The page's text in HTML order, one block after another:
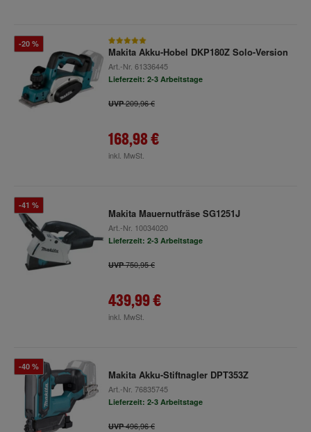
-20 %
Makita Akku-Hobel DKP180Z Solo-Version
Art.-Nr. 61336445
Lieferzeit: 2-3 Arbeitstage
UVP209,96 €
168,98 €
inkl. MwSt.
-41 %
Makita Mauernutfräse SG1251J
Art.-Nr. 10034020
Lieferzeit: 2-3 Arbeitstage
UVP750,95 €
439,99 €
inkl. MwSt.
-40 %
Makita Akku-Stiftnagler DPT353Z
Art.-Nr. 76835745
Lieferzeit: 2-3 Arbeitstage
UVP496,96 €